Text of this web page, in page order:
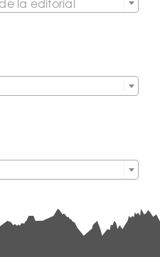
la editorial